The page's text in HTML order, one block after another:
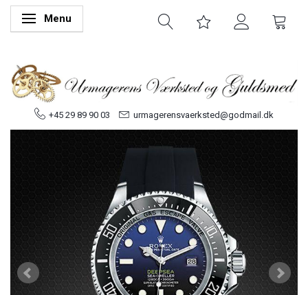
Skifte navigation
Menu
+45 29 89 90 03 urmagerensvaerksted@godmail.dk